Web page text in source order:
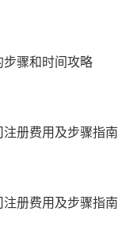
步骤和时间攻略
册费用及步骤指南
册费用及步骤指南